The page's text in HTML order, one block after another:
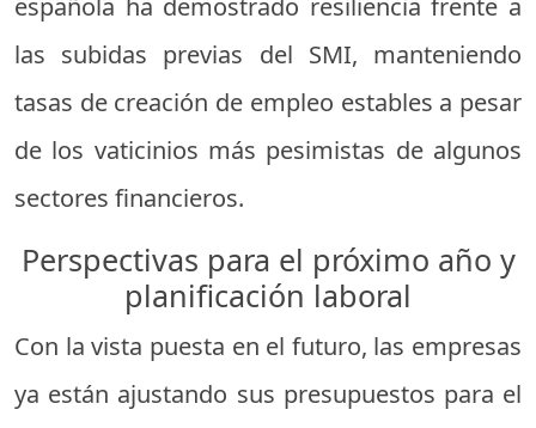
española ha demostrado resiliencia frente a
las subidas previas del SMI, manteniendo
tasas de creación de empleo estables a pesar
de los vaticinios más pesimistas de algunos
sectores financieros.
Perspectivas para el próximo año y
planificación laboral
Con la vista puesta en el futuro, las empresas
ya están ajustando sus presupuestos para el